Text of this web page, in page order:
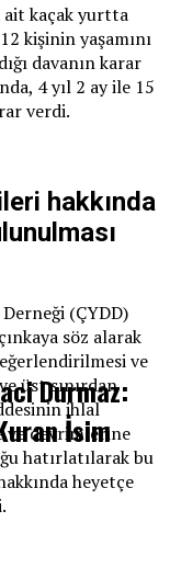
ait kaçak yurtta
kişinin yaşamını
davanın karar
4 yıl 2 ay ile 15
verdi.
hakkında
(ÇYDD)
söz alarak
ve
üst sınırdan
ihlal
ve devrimlerine
hatırlatılarak bu
heyetçe
Durmaz:
İsim